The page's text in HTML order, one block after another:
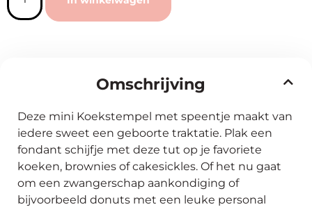
Omschrijving
Deze mini Koekstempel met speentje maakt van
iedere sweet een geboorte traktatie. Plak een
fondant schijfje met deze tut op je favoriete
koeken, brownies of cakesickles. Of het nu gaat
om een zwangerschap aankondiging of
bijvoorbeeld donuts met een leuke personal